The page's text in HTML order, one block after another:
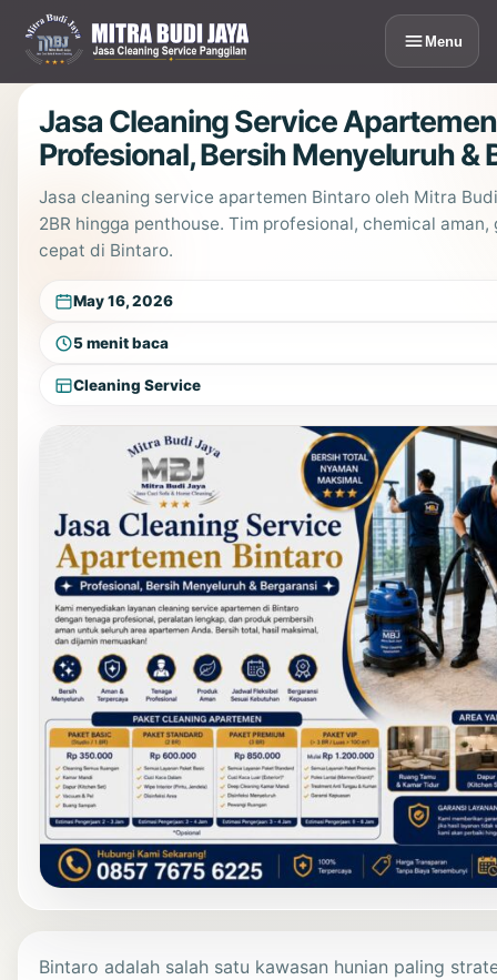
Lewati
Menu
Jasa Cleaning Service
Profesional, Bersih Menyeluruh &
Jasa cleaning service apartemen Bintaro oleh Mitra
2BR hingga penthouse. Tim profesional, chemical aman,
cepat di Bintaro.
May 16, 2026
5 menit baca
Cleaning Service
Bintaro adalah salah satu kawasan hunian paling